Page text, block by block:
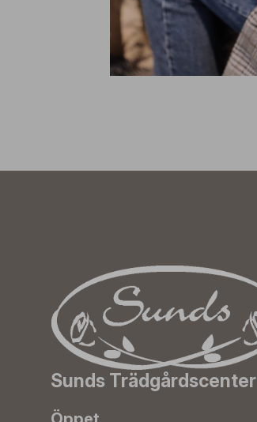
Sunds Trädgårdscenter